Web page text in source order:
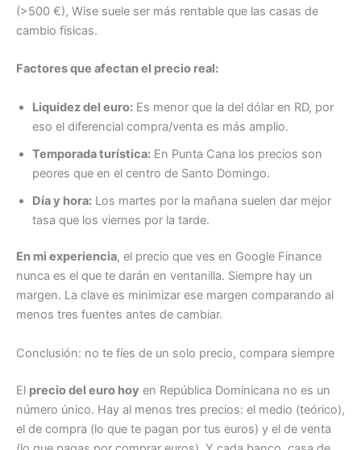
(>500 €), Wise suele ser más rentable que las casas de
cambio físicas.
Factores que afectan el precio real:
Liquidez del euro: Es menor que la del dólar en RD, por
eso el diferencial compra/venta es más amplio.
Temporada turística: En Punta Cana los precios son
peores que en el centro de Santo Domingo.
Día y hora: Los martes por la mañana suelen dar mejor
tasa que los viernes por la tarde.
En mi experiencia, el precio que ves en Google Finance
nunca es el que te darán en ventanilla. Siempre hay un
margen. La clave es minimizar ese margen comparando al
menos tres fuentes antes de cambiar.
Conclusión: no te fíes de un solo precio, compara siempre
El precio del euro hoy en República Dominicana no es un
número único. Hay al menos tres precios: el medio (teórico),
el de compra (lo que te pagan por tus euros) y el de venta